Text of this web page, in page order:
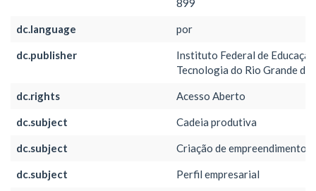
dc.language por
dc.publisher
Instituto Federal de
Tecnologia do Rio Grande
dc.rights Acesso Aberto
dc.subject Cadeia produtiva
dc.subject Criação de empreendimentos
dc.subject Perfil empresarial